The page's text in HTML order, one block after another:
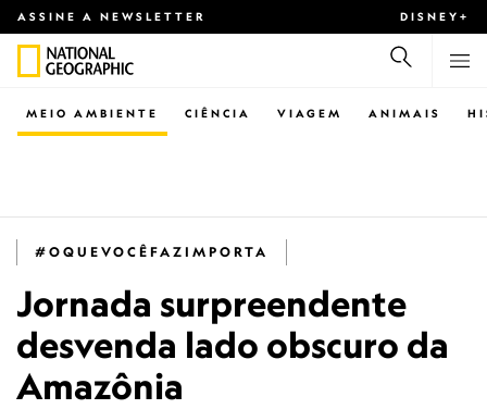
ASSINE A NEWSLETTER DISNEY+
CIÊNCIA VIAGEM ANIMAIS
MEIO AMBIENTE
#OQUEVOCÊFAZIMPORTA
Jornada surpreendente
desvenda lado obscuro da
Amazônia